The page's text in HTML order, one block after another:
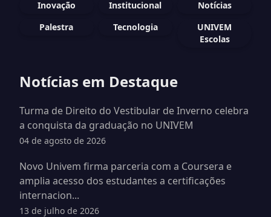
Inovação
Institucional
Notícias
Palestra
Tecnologia
UNIVEM
Escolas
Notícias em Destaque
Turma de Direito do Vestibular de Inverno celebra
a conquista da graduação no UNIVEM
04 de agosto de 2026
Novo Univem firma parceria com a Coursera e
amplia acesso dos estudantes a certificações
internacion...
13 de julho de 2026